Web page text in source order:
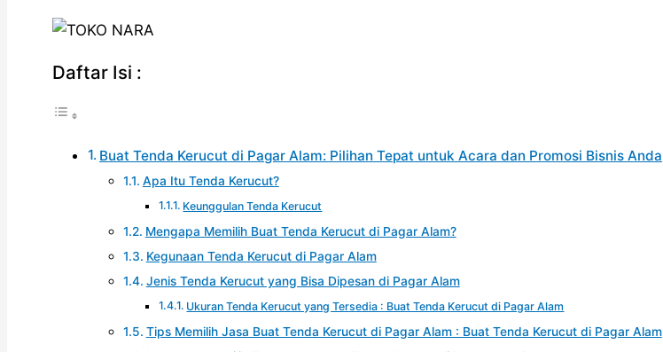
Daftar Isi :
Buat Tenda Kerucut di Pagar Alam: Pilihan Tepat untuk Acara dan Promosi Bisnis Anda
Apa Itu Tenda Kerucut?
Keunggulan Tenda Kerucut
Mengapa Memilih Buat Tenda Kerucut di Pagar Alam?
Kegunaan Tenda Kerucut di Pagar Alam
Jenis Tenda Kerucut yang Bisa Dipesan di Pagar Alam
Ukuran Tenda Kerucut yang Tersedia : Buat Tenda Kerucut di Pagar Alam
Tips Memilih Jasa Buat Tenda Kerucut di Pagar Alam : Buat Tenda Kerucut di Pagar Alam